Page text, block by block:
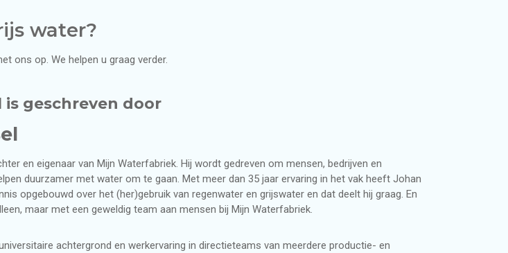
water?
ons op. We helpen u graag verder.
geschreven door
en eigenaar van Mijn Waterfabriek. Hij wordt gedreven om mensen, bedrijven en
duurzamer met water om te gaan. Met meer dan 35 jaar ervaring in het vak heeft Johan
opgebouwd over het (her)gebruik van regenwater en grijswater en dat deelt hij graag. En
maar met een geweldig team aan mensen bij Mijn Waterfabriek.
achtergrond en werkervaring in directieteams van meerdere productie- en